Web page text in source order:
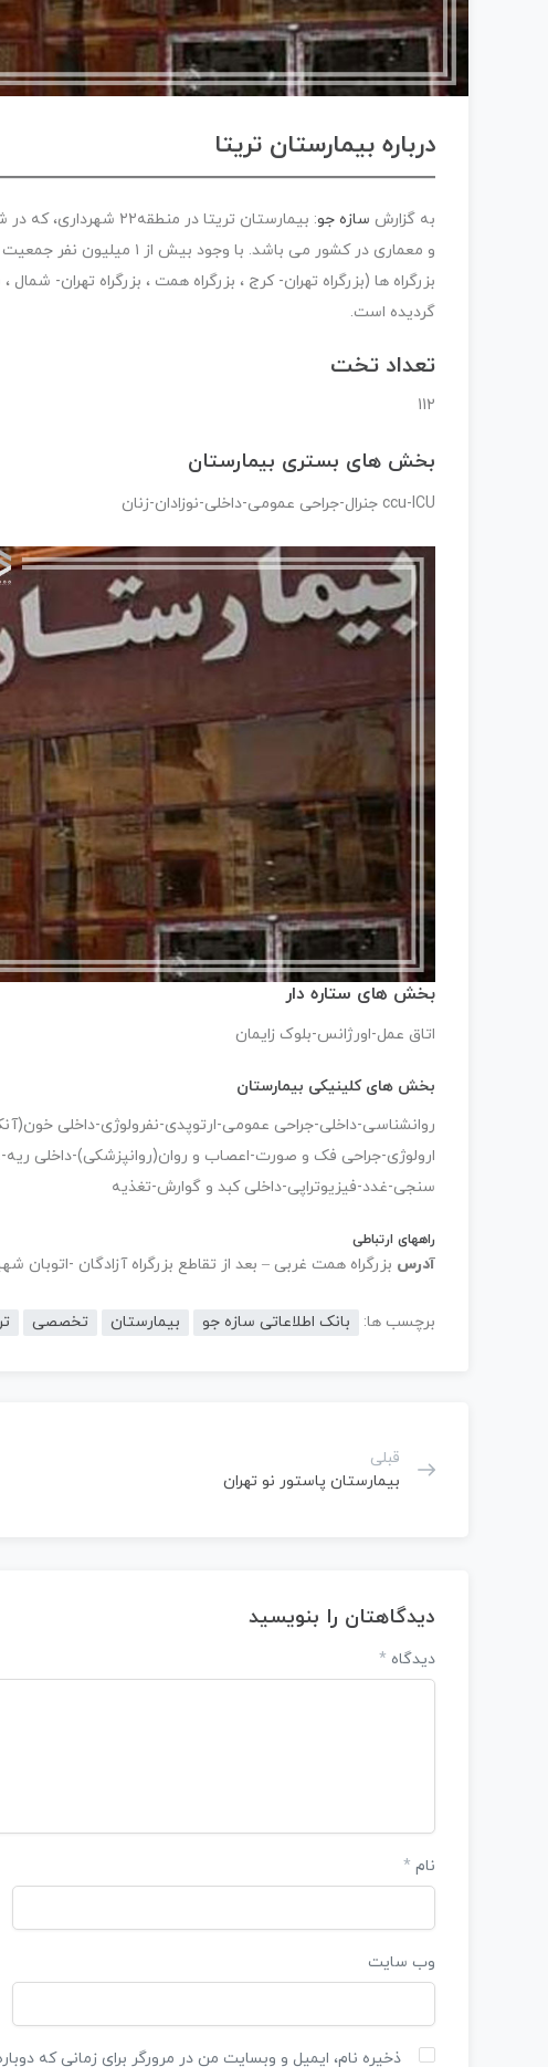
درباره بیمارستان تریتا
به گزارش سازه جو
: بیمارستان تریتا در
و معماری در کشور می باشد.
بزرگراه ها (بزرگراه تهران- کرج ، بزرگراه همت ، بزرگراه تهران-
گردیده است.
تعداد تخت
112
بخش های بستری بیمارستان
ccu-ICU جنرال-جراحی عمومی-داخلی-نوزادان-زنان
بخش های ستاره دار
اتاق عمل-اورژانس-بلوک زایمان
بخش های کلینیکی بیمارستان
ارولوژی-جراحی فک و صورت-اعصاب و روان(روانپزشکی)-داخلی
سنجی-غدد-فیزیوتراپی-داخلی کبد و گوارش-تغذیه
راههای ارتباطی
آدرس بزرگراه همت غربی – بعد از تقاطع بزرگراه آزادگان -اتوبان
برچسب ها: بانک اطلاعاتی سازه جو بیمارستان تخصصی
قبلی
بیمارستان پاستور نو تهران
دیدگاهتان را بنویسید
دیدگاه *
نام *
وب‌ سایت
ذخیره نام، ایمیل و وبسایت من در مرورگر برای زمانی که